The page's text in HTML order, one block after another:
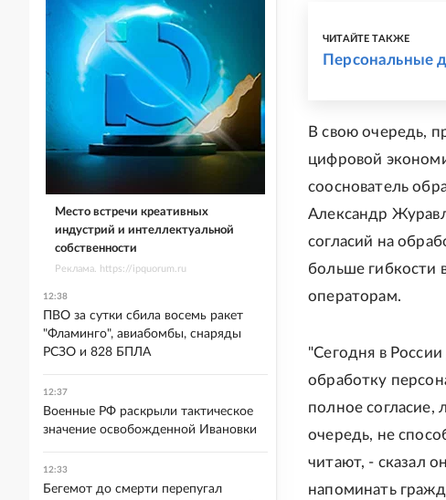
ЧИТАЙТЕ ТАКЖЕ
Персональные
В свою очередь,
цифровой
сооснователь
Александр
согласий на
больше гибкости
операторам.
"Сегодня в
обработку
полное согласие,
очередь, не
читают, - сказал
напоминать
Место встречи креативных
индустрий и интеллектуальной
собственности
Реклама. https://ipquorum.ru
12:38
ПВО за сутки сбила восемь ракет
"Фламинго", авиабомбы, снаряды
РСЗО и 828 БПЛА
12:37
Военные РФ раскрыли тактическое
значение освобожденной Ивановки
12:33
Бегемот до смерти перепугал